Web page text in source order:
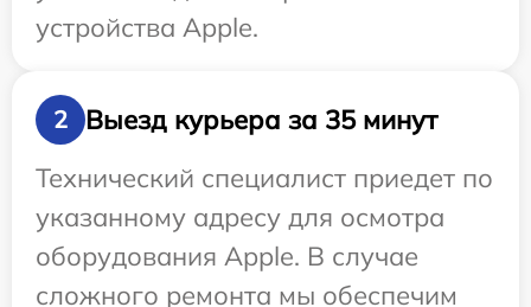
устройства Apple.
2
Выезд курьера за 35 минут
Технический специалист приедет по
указанному адресу для осмотра
оборудования Apple. В случае
сложного ремонта мы обеспечим